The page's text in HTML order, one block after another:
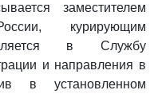
заместителем
курирующим
в Службу
и направления в
в установленном